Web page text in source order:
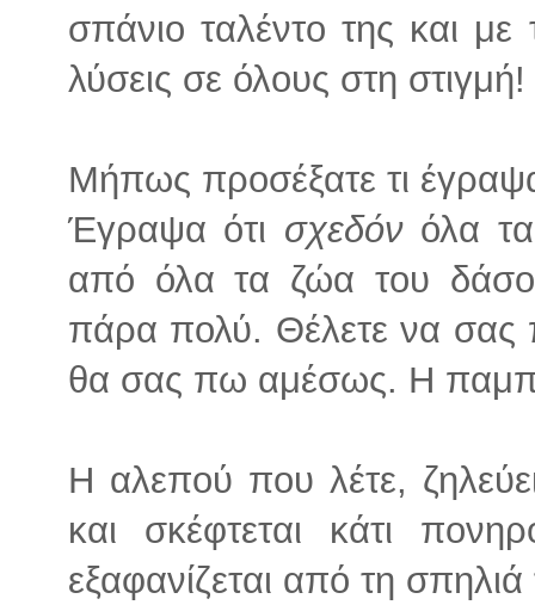
σπάνιο ταλέντο της και με
λύσεις σε όλους στη στιγμή!
Μήπως προσέξατε τι
Έγραψα ότι σχεδόνόλα τα
από όλα τα ζώα του
πάρα πολύ. Θέλετε να σας
θα σας πω αμέσως. Η
Η αλεπού που λέτε,
και σκέφτεται κάτι
εξαφανίζεται από τη σπηλιά